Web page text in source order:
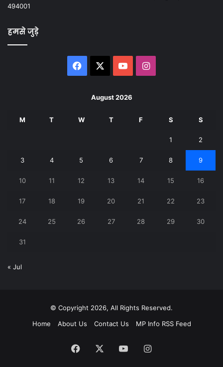
494001
हमसे जुड़े
Facebook YouTubeInstagram
August 2026
M T W T F S S
1 2
3 4 5 6 7 8 9
10 11 12 13 14 15 16
17 18 19 20 21 22 23
24 25 26 27 28 29 30
31
« Jul
© Copyright 2026, All Rights Reserved.
Home
About Us Contact Us MP Info RSS Feed
Facebook YouTubeInstagram